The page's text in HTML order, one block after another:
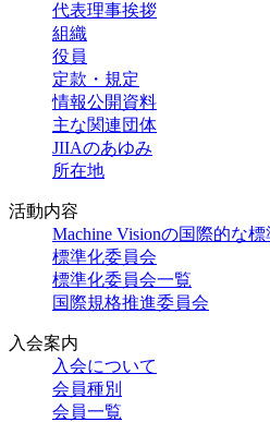
代表理事挨拶
組織
役員
定款・規定
情報公開資料
主な関連団体
JIIAのあゆみ
所在地
活動内容
Machine Visionの国際的な
標準化委員会
標準化委員会一覧
国際規格推進委員会
入会案内
入会について
会員種別
会員一覧